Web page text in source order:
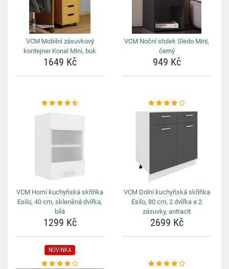
VCM Mobilní zásuvkový
kontejner Konal Mini, buk
1649 Kč
VCM Noční stolek Sledo Mini,
černý
949 Kč
VCM Horní kuchyňská skříňka
Esilo, 40 cm, skleněná dvířka,
bílá
1299 Kč
VCM Dolní kuchyňská skříňka
Esilo, 80 cm, 2 dvířka a 2
zásuvky, antracit
2699 Kč
NOVINKA